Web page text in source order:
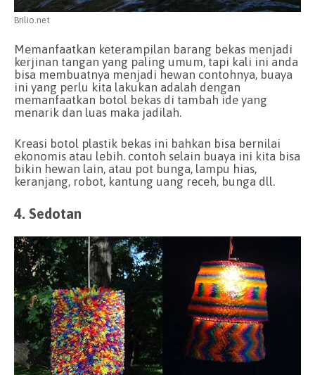
Brilio.net
Memanfaatkan keterampilan barang bekas menjadi
kerjinan tangan yang paling umum, tapi kali ini anda
bisa membuatnya menjadi hewan contohnya, buaya
ini yang perlu kita lakukan adalah dengan
memanfaatkan botol bekas di tambah ide yang
menarik dan luas maka jadilah.
Kreasi botol plastik bekas ini bahkan bisa bernilai
ekonomis atau lebih. contoh selain buaya ini kita bisa
bikin hewan lain, atau pot bunga, lampu hias,
keranjang, robot, kantung uang receh, bunga dll.
4. Sedotan